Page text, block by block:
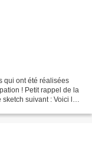
qui ont été réalisées
! Petit rappel de la
suivant : Voici les